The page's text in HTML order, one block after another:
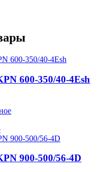
600-350/40-4Esh
900-500/56-4D